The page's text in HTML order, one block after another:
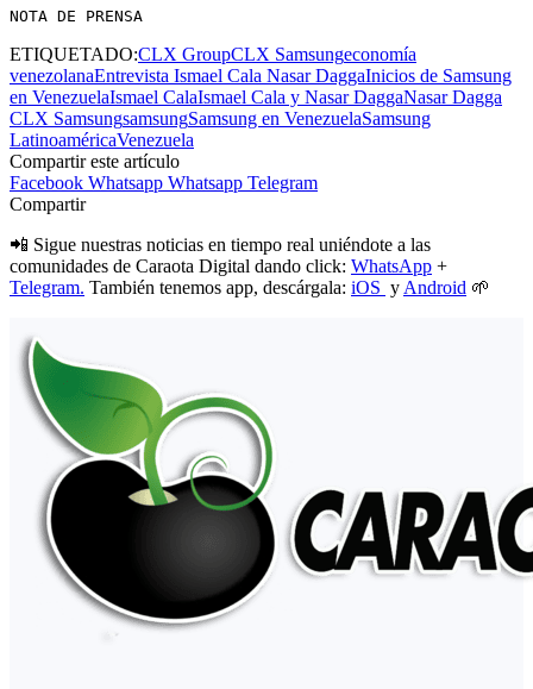
NOTA DE PRENSA
ETIQUETADO:CLX GroupCLX Samsungeconomía
venezolanaEntrevista Ismael Cala Nasar DaggaInicios de Samsung
en VenezuelaIsmael CalaIsmael Cala y Nasar DaggaNasar Dagga
CLX SamsungsamsungSamsung en VenezuelaSamsung
LatinoaméricaVenezuela
Compartir este artículo
Facebook Whatsapp Whatsapp Telegram
Compartir
📲 Sigue nuestras noticias en tiempo real uniéndote a las
comunidades de Caraota Digital dando click: WhatsApp +
Telegram. También tenemos app, descárgala: iOS y Android 🌱